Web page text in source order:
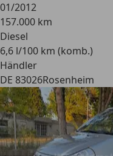
01/2012
157.000 km
Diesel
6,6 l/100 km (komb.)
Händler
DE 83026Rosenheim